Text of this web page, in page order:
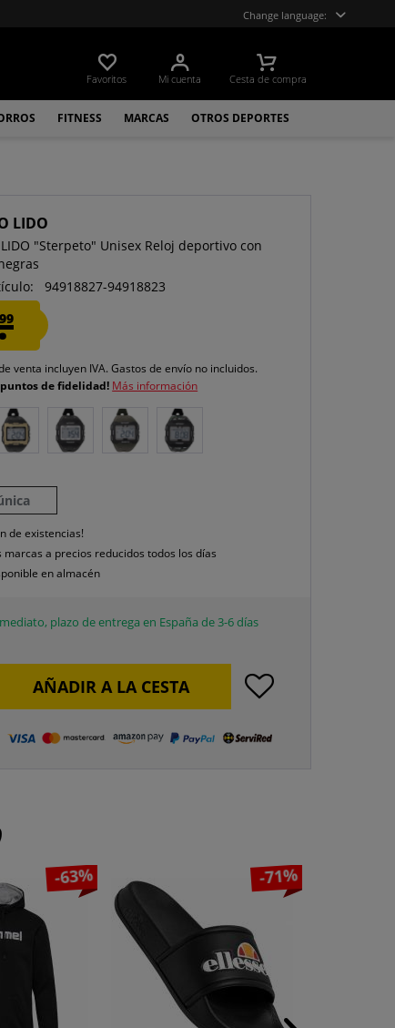
Change language:
Favoritos Mi cuenta Cesta de compra
FITNESS MARCAS OTROS DEPORTES
LIDO
LIDO "Sterpeto" Unisex Reloj deportivo con
94918827-94918823
99
venta incluyen IVA.Gastos de envío no incluidos.
de fidelidad! Más información
de existencias!
marcas a precios reducidos todos los días
en almacén
plazo de entrega en España de 3-6 días
AÑADIR A LA CESTA
-63% -71%